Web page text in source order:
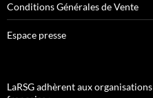
Conditions Générales de Vente
Espace presse
LaRSG adhèrent aux